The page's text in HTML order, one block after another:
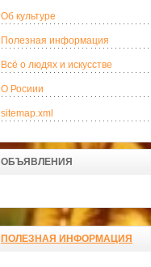
Об культуре
Полезная информация
Всё о людях и искусстве
О Росиии
sitemap.xml
ОБЪЯВЛЕНИЯ
ПОЛЕЗНАЯ ИНФОРМАЦИЯ